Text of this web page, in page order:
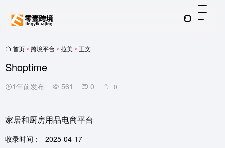
首页 • 跨境平台 • 拉美 • 正文
Shoptime
1年前发布 561 0 0
家居和厨房用品电商平台
收录时间：
2025-04-17